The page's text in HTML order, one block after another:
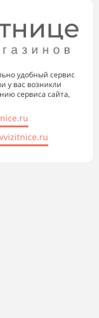
удобный сервис
у вас возникли
сервиса сайта,